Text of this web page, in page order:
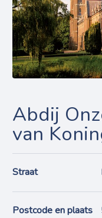
Abdij
van
Straat
Postcode en plaats